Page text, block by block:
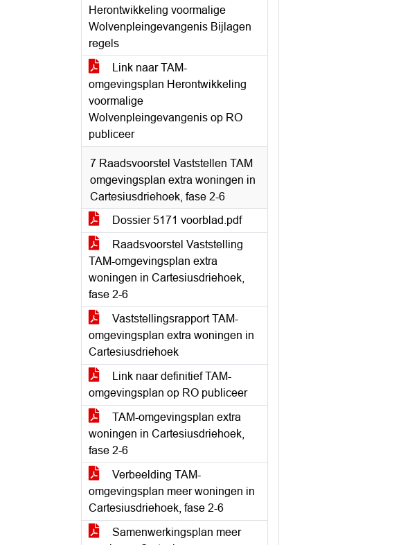
Herontwikkeling voormalige
Wolvenpleingevangenis Bijlagen
regels
Link naar TAM-
omgevingsplan Herontwikkeling
voormalige
Wolvenpleingevangenis op RO
publiceer
7 Raadsvoorstel Vaststellen TAM
omgevingsplan extra woningen in
Cartesiusdriehoek, fase 2-6
Dossier 5171 voorblad.pdf
Raadsvoorstel Vaststelling
TAM-omgevingsplan extra
woningen in Cartesiusdriehoek,
fase 2-6
Vaststellingsrapport TAM-
omgevingsplan extra woningen in
Cartesiusdriehoek
Link naar definitief TAM-
omgevingsplan op RO publiceer
TAM-omgevingsplan extra
woningen in Cartesiusdriehoek,
fase 2-6
Verbeelding TAM-
omgevingsplan meer woningen in
Cartesiusdriehoek, fase 2-6
Samenwerkingsplan meer